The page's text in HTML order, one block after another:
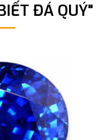
ĐÁ QUÝ"